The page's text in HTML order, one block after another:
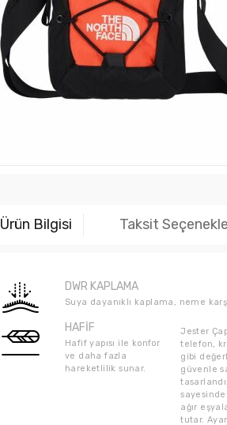
Ürün Bilgisi Taksit
DWR KAPLAMA
Suya dayanıklı kaplama, neme
HAFİF
Hafif yapısı ile konfor
ve daha fazla
hareketlilik sunar.
Jester
telefon,
gibi
güvenle
ağır
tutar.